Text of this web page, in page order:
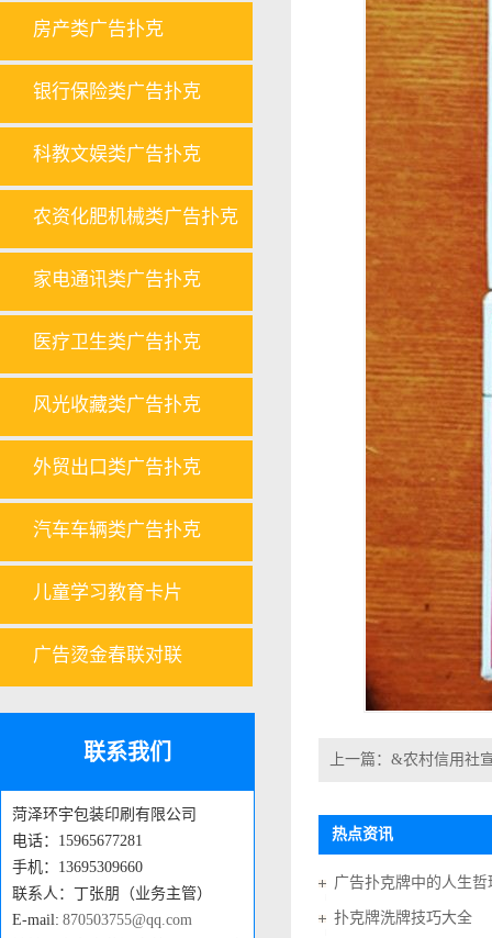
房产类广告扑克
银行保险类广告扑克
科教文娱类广告扑克
农资化肥机械类广告扑克
家电通讯类广告扑克
医疗卫生类广告扑克
风光收藏类广告扑克
外贸出口类广告扑克
汽车车辆类广告扑克
儿童学习教育卡片
广告烫金春联对联
联系我们
菏泽环宇包装印刷有限公司
电话：15965677281
手机：13695309660
联系人：丁张朋（业务主管）
E-mail: 870503755@qq.com
上一篇： &农村信用社
热点资讯
广告扑克牌中的人生哲
扑克牌洗牌技巧大全